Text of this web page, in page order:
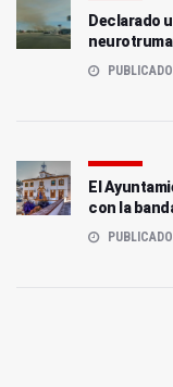
Declarado
El
con la